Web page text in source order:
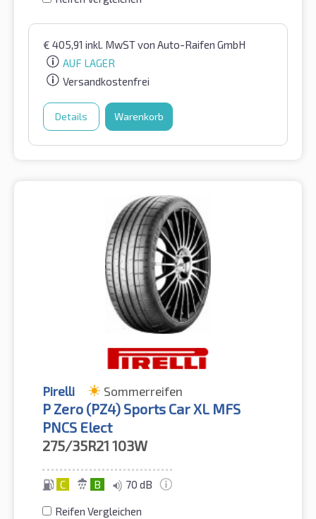
€ 405,91 inkl. MwSTvon Auto-Raifen GmbH
AUF LAGER
Versandkostenfrei
Details Warenkorb
Pirelli Sommerreifen
P Zero (PZ4) Sports Car XL MFS
PNCS Elect
275/35R21 103W
C B 70 dB
Reifen Vergleichen